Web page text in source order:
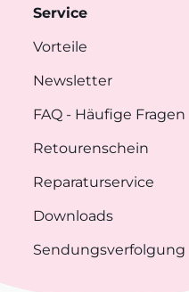
Service
Vorteile
Newsletter
FAQ - Häufige Fragen
Retourenschein
Reparaturservice
Downloads
Sendungsverfolgung